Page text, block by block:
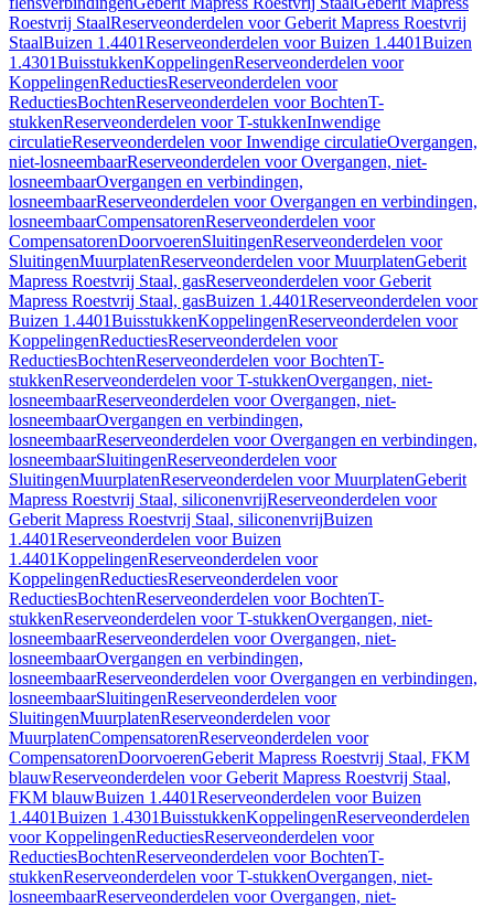
Roestvrij StaalReserveonderdelen voor Geberit Mapress Roestvrij
StaalBuizen 1.4401Reserveonderdelen voor Buizen 1.4401Buizen
1.4301BuisstukkenKoppelingenReserveonderdelen voor
KoppelingenReductiesReserveonderdelen voor
ReductiesBochtenReserveonderdelen voor BochtenT-
stukkenReserveonderdelen voor T-stukkenInwendige
circulatieReserveonderdelen voor Inwendige circulatieOvergangen,
niet-losneembaarReserveonderdelen voor Overgangen, niet-
losneembaarOvergangen en verbindingen,
losneembaarReserveonderdelen voor Overgangen en verbindingen,
losneembaarCompensatorenReserveonderdelen voor
CompensatorenDoorvoerenSluitingenReserveonderdelen voor
SluitingenMuurplatenReserveonderdelen voor MuurplatenGeberit
Mapress Roestvrij Staal, gasReserveonderdelen voor Geberit
Mapress Roestvrij Staal, gasBuizen 1.4401Reserveonderdelen voor
Buizen 1.4401BuisstukkenKoppelingenReserveonderdelen voor
KoppelingenReductiesReserveonderdelen voor
ReductiesBochtenReserveonderdelen voor BochtenT-
stukkenReserveonderdelen voor T-stukkenOvergangen, niet-
losneembaarReserveonderdelen voor Overgangen, niet-
losneembaarOvergangen en verbindingen,
losneembaarReserveonderdelen voor Overgangen en verbindingen,
losneembaarSluitingenReserveonderdelen voor
SluitingenMuurplatenReserveonderdelen voor MuurplatenGeberit
Mapress Roestvrij Staal, siliconenvrijReserveonderdelen voor
Geberit Mapress Roestvrij Staal, siliconenvrijBuizen
1.4401Reserveonderdelen voor Buizen
1.4401KoppelingenReserveonderdelen voor
KoppelingenReductiesReserveonderdelen voor
ReductiesBochtenReserveonderdelen voor BochtenT-
stukkenReserveonderdelen voor T-stukkenOvergangen, niet-
losneembaarReserveonderdelen voor Overgangen, niet-
losneembaarOvergangen en verbindingen,
losneembaarReserveonderdelen voor Overgangen en verbindingen,
losneembaarSluitingenReserveonderdelen voor
SluitingenMuurplatenReserveonderdelen voor
MuurplatenCompensatorenReserveonderdelen voor
CompensatorenDoorvoerenGeberit Mapress Roestvrij Staal, FKM
blauwReserveonderdelen voor Geberit Mapress Roestvrij Staal,
FKM blauwBuizen 1.4401Reserveonderdelen voor Buizen
1.4401Buizen 1.4301BuisstukkenKoppelingenReserveonderdelen
voor KoppelingenReductiesReserveonderdelen voor
ReductiesBochtenReserveonderdelen voor BochtenT-
stukkenReserveonderdelen voor T-stukkenOvergangen, niet-
losneembaarReserveonderdelen voor Overgangen, niet-